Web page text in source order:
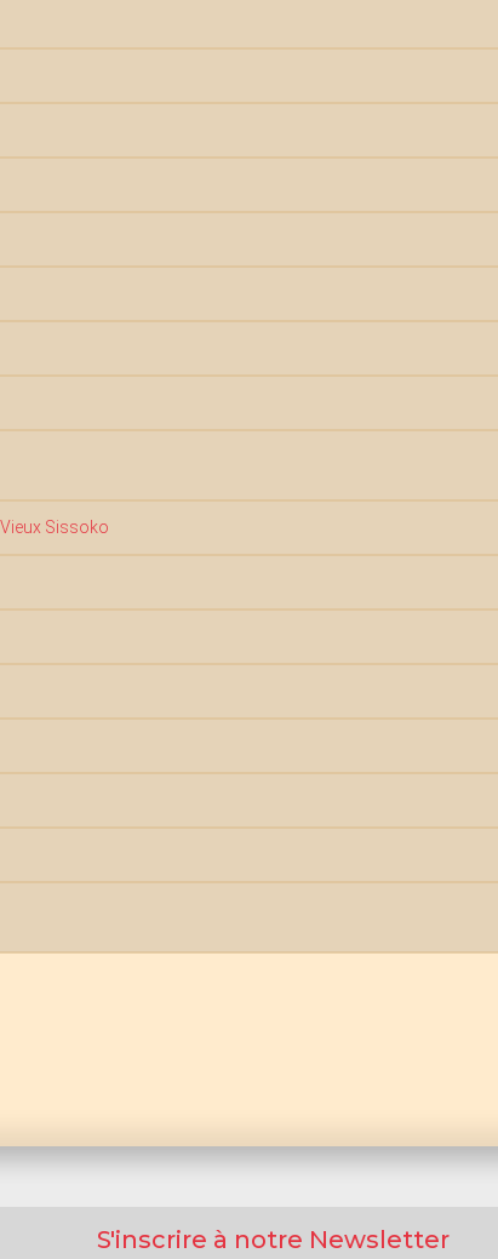
Sissoko
S'inscrire à notre Newsletter